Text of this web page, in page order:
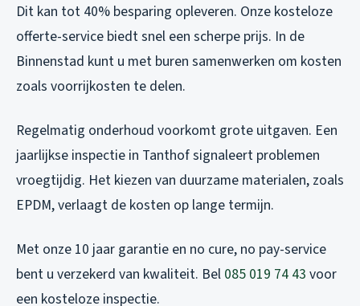
Dit kan tot 40% besparing opleveren. Onze kosteloze
offerte-service biedt snel een scherpe prijs. In de
Binnenstad kunt u met buren samenwerken om kosten
zoals voorrijkosten te delen.
Regelmatig onderhoud voorkomt grote uitgaven. Een
jaarlijkse inspectie in Tanthof signaleert problemen
vroegtijdig. Het kiezen van duurzame materialen, zoals
EPDM, verlaagt de kosten op lange termijn.
Met onze 10 jaar garantie en no cure, no pay-service
bent u verzekerd van kwaliteit. Bel 085 019 74 43 voor
een kosteloze inspectie.